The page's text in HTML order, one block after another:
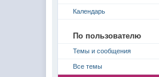
Календарь
По пользователю
Темы и сообщения
Все темы